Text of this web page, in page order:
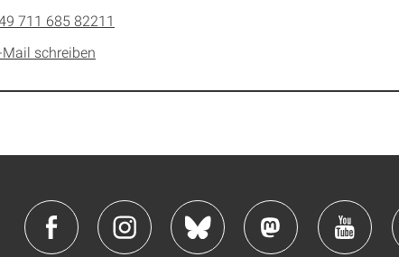
711 685 82211
Mail schreiben